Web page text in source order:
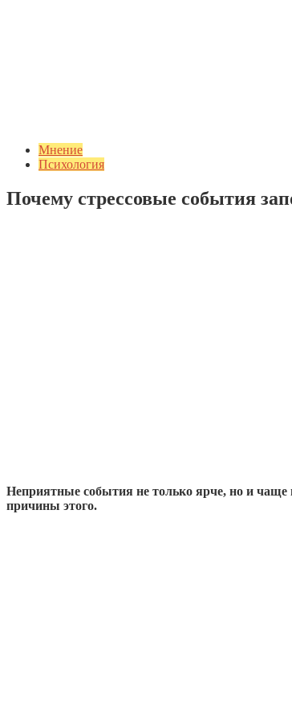
Мнение
Психология
Почему стрессовые события
Неприятные события не только ярче, но и
причины этого.